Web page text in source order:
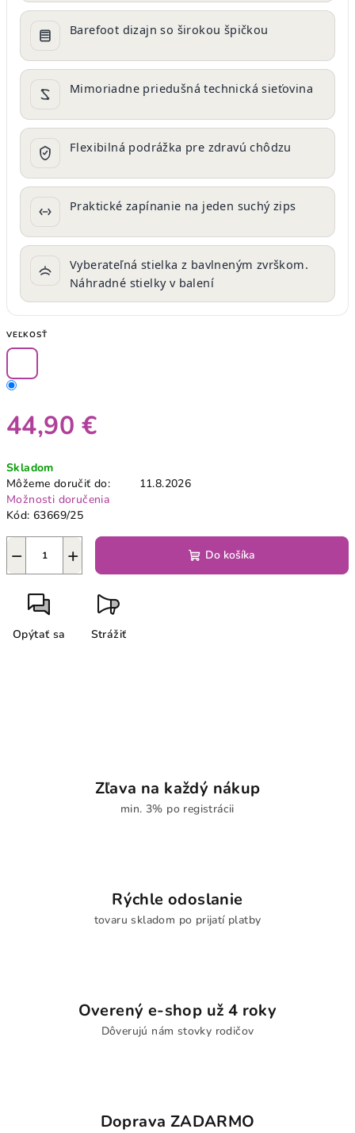
Barefoot dizajn so širokou špičkou
Mimoriadne priedušná technická sieťovina
Flexibilná podrážka pre zdravú chôdzu
Praktické zapínanie na jeden suchý zips
Vyberateľná stielka z bavlneným zvrškom.
Náhradné stielky v balení
VEĽKOSŤ
44,90 €
cena:
Skladom
Môžeme doručiť do:
11.8.2026
Možnosti doručenia
Kód: 63669/25
+
− Do košíka
Opýtať sa Strážiť
Zľava na každý nákup
min. 3% po registrácii
Rýchle odoslanie
tovaru skladom po prijatí platby
Overený e-shop už 4 roky
Dôverujú nám stovky rodičov
Doprava ZADARMO